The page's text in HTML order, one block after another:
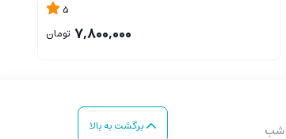
5
7,800,000 تومان
برگشت به بالا